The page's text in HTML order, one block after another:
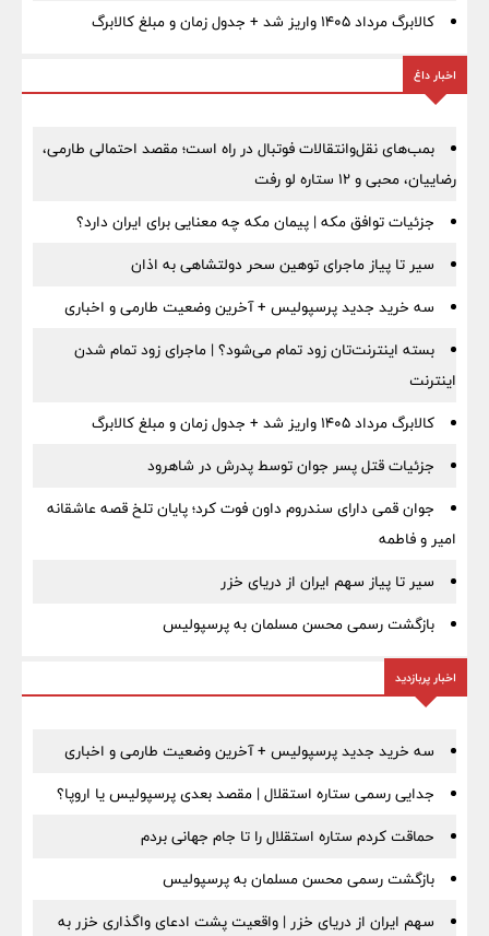
کالابرگ مرداد ۱۴۰۵ واریز شد + جدول زمان و مبلغ کالابرگ
اخبار داغ
بمب‌های نقل‌وانتقالات فوتبال در راه است؛ مقصد احتمالی طارمی،
رضاییان، محبی و ۱۲ ستاره لو رفت
جزئیات توافق مکه | پیمان مکه چه معنایی برای ایران دارد؟
سیر تا پیاز ماجرای توهین سحر دولتشاهی به اذان
سه خرید جدید پرسپولیس + آخرین وضعیت طارمی و اخباری
بسته اینترنت‌تان زود تمام می‌شود؟ | ماجرای زود تمام شدن
اینترنت
کالابرگ مرداد ۱۴۰۵ واریز شد + جدول زمان و مبلغ کالابرگ
جزئیات قتل پسر جوان توسط پدرش در شاهرود
جوان قمی دارای سندروم داون فوت کرد؛ پایان تلخ قصه عاشقانه
امیر و فاطمه
سیر تا پیاز سهم ایران از دریای خزر
بازگشت رسمی محسن مسلمان به پرسپولیس
اخبار پربازدید
سه خرید جدید پرسپولیس + آخرین وضعیت طارمی و اخباری
جدایی رسمی ستاره استقلال | مقصد بعدی پرسپولیس یا اروپا؟
حماقت کردم ستاره استقلال را تا جام جهانی بردم
بازگشت رسمی محسن مسلمان به پرسپولیس
سهم ایران از دریای خزر | واقعیت پشت ادعای واگذاری خزر به